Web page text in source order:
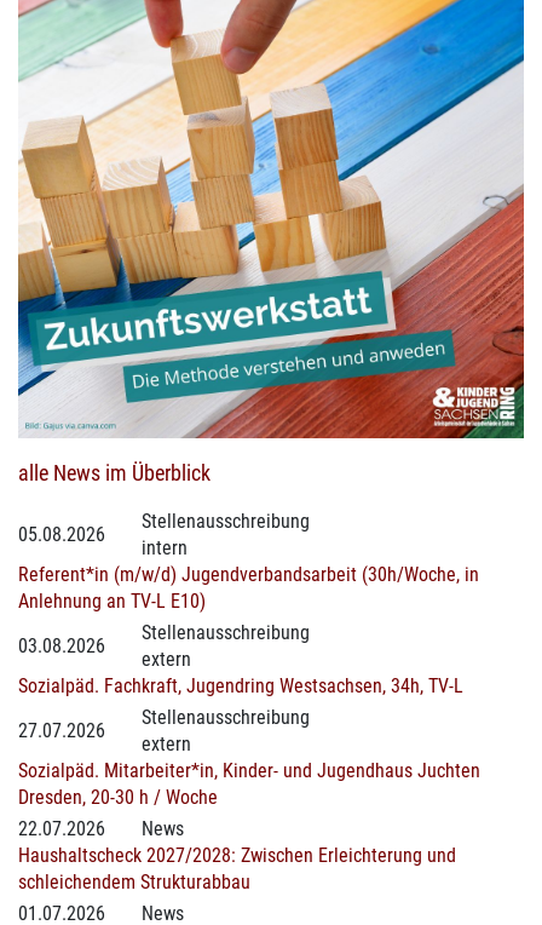
alle News im Überblick
05.08.2026
Stellenausschreibung
intern
Referent*in (m/w/d) Jugendverbandsarbeit (30h/Woche, in
Anlehnung an TV-L E10)
03.08.2026
Stellenausschreibung
extern
Sozialpäd. Fachkraft, Jugendring Westsachsen, 34h, TV-L
27.07.2026
Stellenausschreibung
extern
Sozialpäd. Mitarbeiter*in, Kinder- und Jugendhaus Juchten
Dresden, 20-30 h / Woche
22.07.2026
News
Haushaltscheck 2027/2028: Zwischen Erleichterung und
schleichendem Strukturabbau
01.07.2026
News